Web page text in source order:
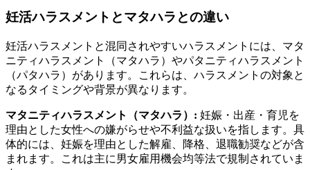
妊活ハラスメントとマタハラとの違い
妊活ハラスメントと混同されやすいハラスメントには、マタ
ニティハラスメント（マタハラ）やパタニティハラスメント
（パタハラ）があります。これらは、ハラスメントの対象と
なるタイミングや背景が異なります。
マタニティハラスメント（マタハラ）: 妊娠・出産・育児を
理由とした女性への嫌がらせや不利益な扱いを指します。具
体的には、妊娠を理由とした解雇、降格、退職勧奨などが含
まれます。これは主に男女雇用機会均等法で規制されていま